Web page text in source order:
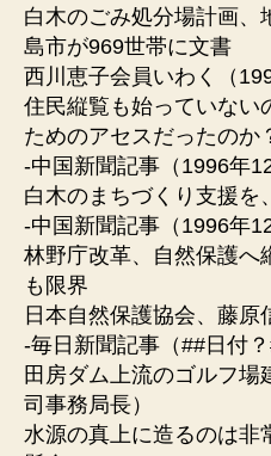
白木のごみ処分場計画、
島市が969世帯に文書
西川恵子会員いわく（
住民縦覧も始っていない
ためのアセスだったのか
-中国新聞記事（1996年
白木のまちづくり支援を
-中国新聞記事（1996年
林野庁改革、自然保護へ
も限界
日本自然保護協会、藤原
-毎日新聞記事（##日付？
田房ダム上流のゴルフ場
司事務局長）
水源の真上に造るのは非